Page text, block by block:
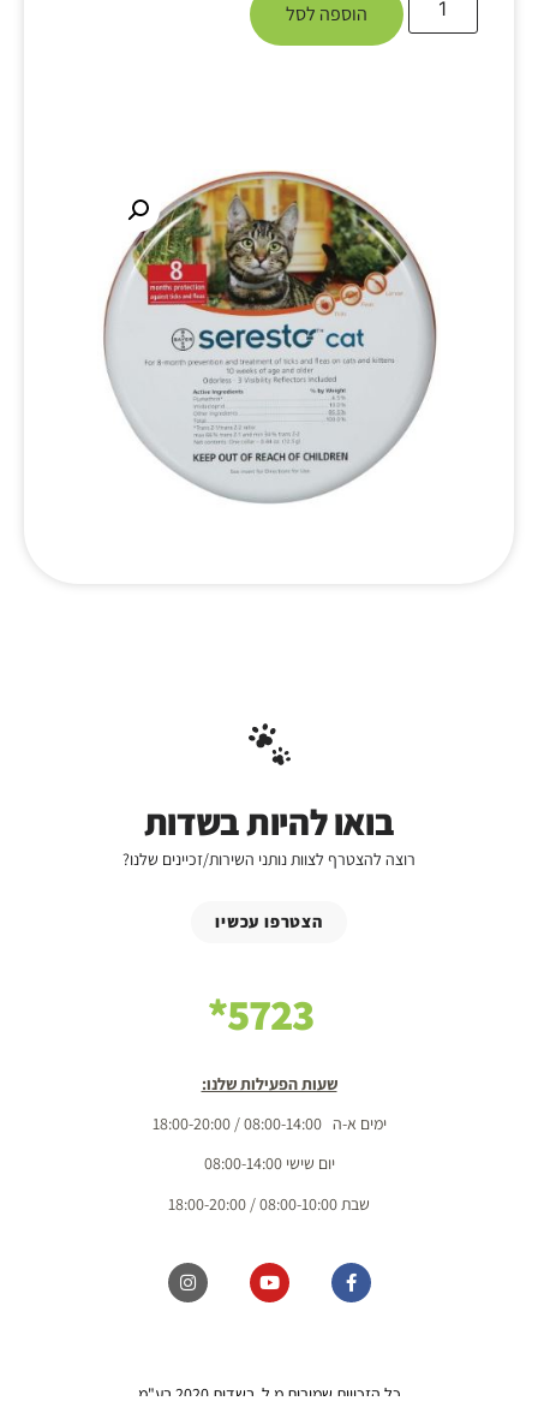
הוספה לסל
בואו להיות בשדות
רוצה להצטרף לצוות נותני השירות/זכיינים שלנו?
הצטרפו עכשיו
5723*
שעות הפעילות שלנו:
ימים א-ה 08:00-14:00 / 18:00-20:00
יום שישי 08:00-14:00
שבת 08:00-10:00 / 18:00-20:00
כל הזכויות שמורות מ.ל. בשדות 2020 בע"מ